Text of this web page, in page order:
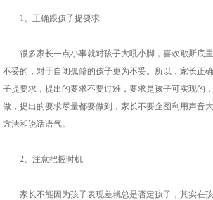
1、正确跟孩子提要求
很多家长一点小事就对孩子大吼小脚，喜欢歇斯底
不妥的，对于自闭孤僻的孩子更为不妥。所以，家长正
子提要求，提出的要求不要过难，要求是孩子可实现的
做，提出的要求尽量都要做到，家长不要企图利用声音
方法和说话语气。
2、注意把握时机
家长不能因为孩子表现差就总是否定孩子，其实在